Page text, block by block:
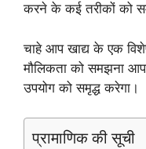
करने के कई तरीकों को
चाहे आप खाद्य के एक
मौलिकता को समझना
उपयोग को समृद्ध करेगा।
प्रामाणिक की सूची